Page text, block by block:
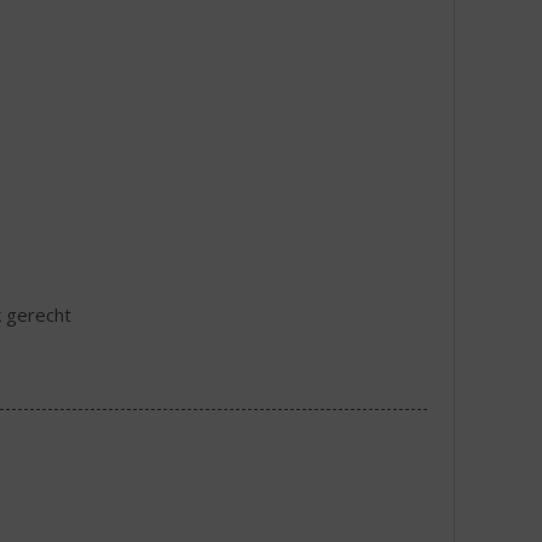
gerecht